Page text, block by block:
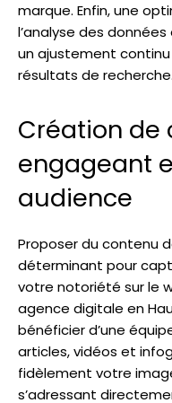
marque. Enfin, une
l’analyse des
un ajustement
résultats de recherche.
Création de
engageant
audience
Proposer du contenu
déterminant pour
votre notoriété sur le
agence digitale en
bénéficier d’une
articles, vidéos et
fidèlement votre
s’adressant